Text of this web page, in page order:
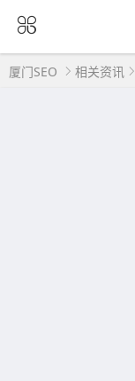
厦门SEO 相关资讯